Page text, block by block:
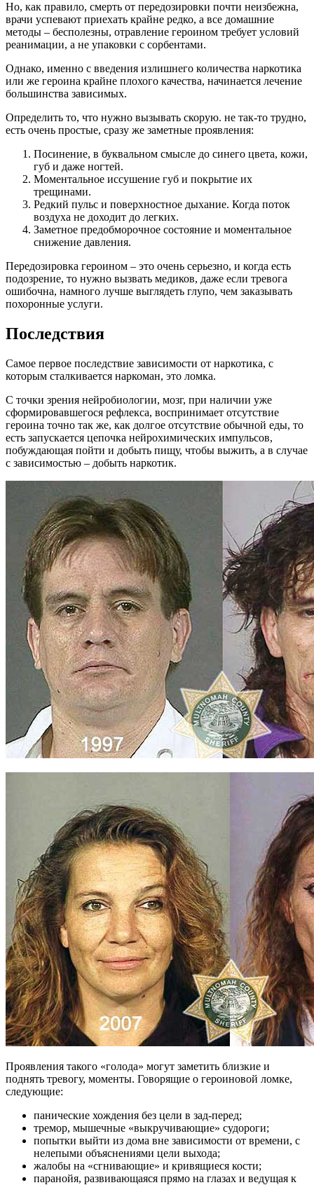
Но, как правило, смерть от передозировки почти неизбежна,
врачи успевают приехать крайне редко, а все домашние
методы – бесполезны, отравление героином требует условий
реанимации, а не упаковки с сорбентами.
Однако, именно с введения излишнего количества наркотика
или же героина крайне плохого качества, начинается лечение
большинства зависимых.
Определить то, что нужно вызывать скорую. не так-то трудно,
есть очень простые, сразу же заметные проявления:
Посинение, в буквальном смысле до синего цвета, кожи,
губ и даже ногтей.
Моментальное иссушение губ и покрытие их
трещинами.
Редкий пульс и поверхностное дыхание. Когда поток
воздуха не доходит до легких.
Заметное предобморочное состояние и моментальное
снижение давления.
Передозировка героином – это очень серьезно, и когда есть
подозрение, то нужно вызвать медиков, даже если тревога
ошибочна, намного лучше выглядеть глупо, чем заказывать
похоронные услуги.
Последствия
Самое первое последствие зависимости от наркотика, с
которым сталкивается наркоман, это ломка.
С точки зрения нейробиологии, мозг, при наличии уже
сформировавшегося рефлекса, воспринимает отсутствие
героина точно так же, как долгое отсутствие обычной еды, то
есть запускается цепочка нейрохимических импульсов,
побуждающая пойти и добыть пищу, чтобы выжить, а в случае
с зависимостью – добыть наркотик.
Проявления такого «голода» могут заметить близкие и
поднять тревогу, моменты. Говорящие о героиновой ломке,
следующие:
панические хождения без цели в зад-перед;
тремор, мышечные «выкручивающие» судороги;
попытки выйти из дома вне зависимости от времени, с
нелепыми объяснениями цели выхода;
жалобы на «сгнивающие» и кривящиеся кости;
паранойя, развивающаяся прямо на глазах и ведущая к